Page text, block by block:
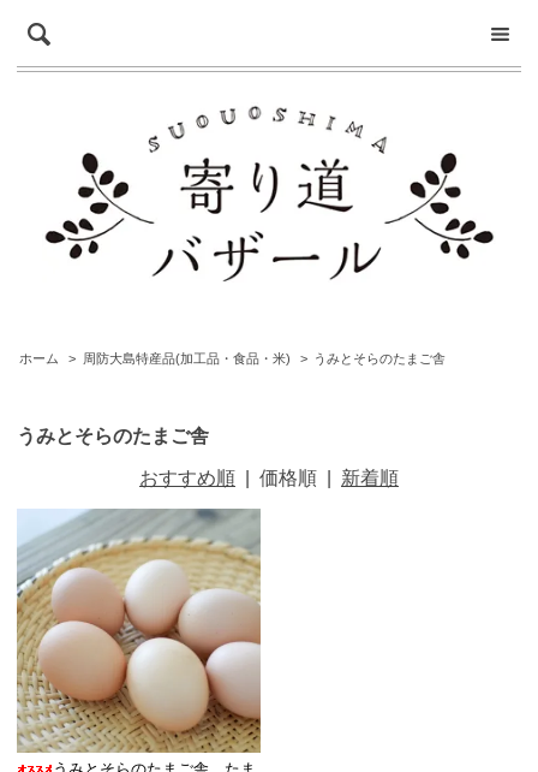
ホーム > 周防大島特産品(加工品・食品・米) > うみとそらのたまご舎
うみとそらのたまご舎
おすすめ順 価格順 新着順